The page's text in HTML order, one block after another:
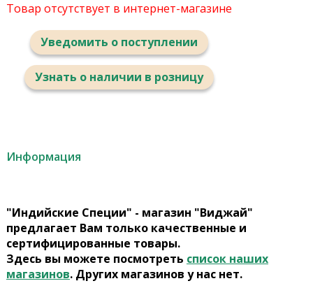
Товар отсутствует в интернет-магазине
Уведомить о поступлении
Узнать о наличии в розницу
Информация
"Индийские Специи" - магазин "Виджай"
предлагает Вам только качественные и
сертифицированные товары.
Здесь вы можете посмотреть список наших
магазинов. Других магазинов у нас нет.